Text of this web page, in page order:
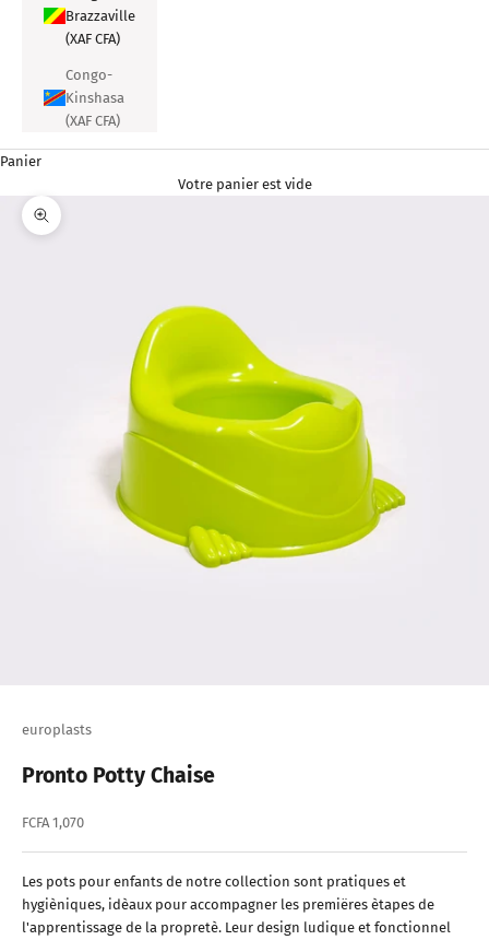
Brazzaville
(XAF CFA)
Congo-
Kinshasa
(XAF CFA)
Panier
Votre panier est vide
Zoomer sur l'image
europlasts
Pronto Potty Chaise
Prix de vente
FCFA 1,070
Les pots pour enfants de notre collection sont pratiques et
hygièniques, idèaux pour accompagner les premiëres ètapes de
l'apprentissage de la propretè. Leur design ludique et fonctionnel